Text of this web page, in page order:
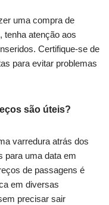
uma compra de
tenha atenção aos
Certifique-se de
para evitar problemas
são úteis?
varredura atrás dos
para uma data em
de passagens é
em diversas
precisar sair